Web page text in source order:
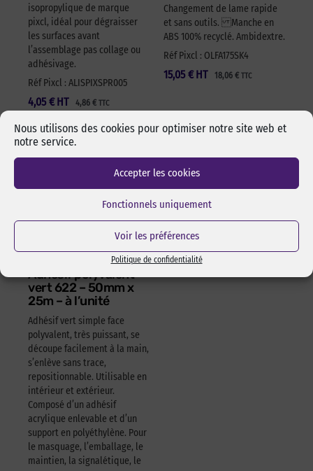
Nous utilisons des cookies pour optimiser notre site web et
notre service.
Accepter les cookies
Fonctionnels uniquement
Voir les préférences
Politique de confidentialité
isopropylique de marque
pixcl, idéal pour dégraisser
les surfaces avant
l’assemblage pas collage ou
adhésivage.
Réf Pixcl : ALISPIXSPR005
4,05 € 4,86 € TTC
HT
Changement de lame rapide
et sans outils. Manche en
ABS 100% recyclé. Ambidextre.
Réf Pixcl : OLFA175SK4
15,05 € 18,06 € TTC
HT
Adhésif polyvalent
vert 622 – 50mm x
25m – à l’unité
Adhésif vert simple face
polyvalent, très puissant, se
découpe facilement à la main,
s’enlève sans trace,
repositionnable. Utilisable en
intérieur et extérieur.
Composé d’un adhésif
acrylique enlevable et d’un
support en polyéthylène. Pour
le masquage, l’emballage, le
maintien, la signalétique, le